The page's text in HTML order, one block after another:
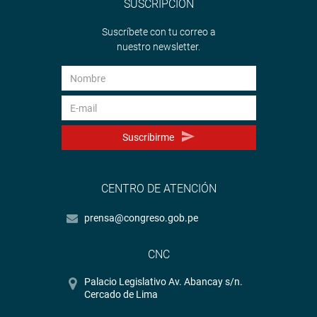
SUSCRIPCIÓN
Suscríbete con tu correo a
nuestro newsletter.
Suscribirme
CENTRO DE ATENCIÓN
prensa@congreso.gob.pe
CNC
Palacio Legislativo Av. Abancay s/n.
Cercado de Lima